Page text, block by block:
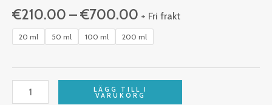
€210.00 –€700.00 + Fri frakt
20 ml 50 ml 100 ml 200 ml
LÄGG TILL I
VARUKORG